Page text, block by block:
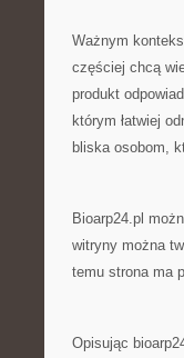
Ważnym
częściej chcą
produkt
którym łatwiej
bliska osobom,
Bioarp24.pl
witryny można
temu strona ma
Opisując